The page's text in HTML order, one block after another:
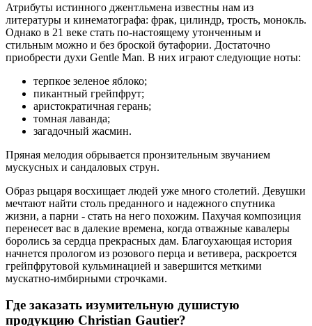
Атрибуты истинного джентльмена известны нам из
литературы и кинематографа: фрак, цилиндр, трость, монокль.
Однако в 21 веке стать по-настоящему утонченным и
стильным можно и без броской бутафории. Достаточно
приобрести духи Gentle Man. В них играют следующие ноты:
терпкое зеленое яблоко;
пикантный грейпфрут;
аристократичная герань;
томная лаванда;
загадочный жасмин.
Пряная мелодия обрывается пронзительным звучанием
мускусных и сандаловых струн.
Образ рыцаря восхищает людей уже много столетий. Девушки
мечтают найти столь преданного и надежного спутника
жизни, а парни - стать на него похожим. Пахучая композиция
перенесет вас в далекие времена, когда отважные кавалеры
боролись за сердца прекрасных дам. Благоухающая история
начнется прологом из розового перца и ветивера, раскроется
грейпфрутовой кульминацией и завершится меткими
мускатно-имбирными строчками.
Где заказать изумительную душистую
продукцию Christian Gautier?